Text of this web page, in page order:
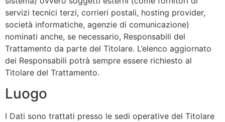
servizi tecnici terzi, corrieri postali, hosting provider,
società informatiche, agenzie di comunicazione)
nominati anche, se necessario, Responsabili del
Trattamento da parte del Titolare. L’elenco aggiornato
dei Responsabili potrà sempre essere richiesto al
Titolare del Trattamento.
Luogo
I Dati sono trattati presso le sedi operative del Titolare